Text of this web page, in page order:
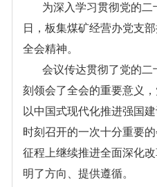
为深入学习贯彻党的二
日，板集煤矿经营办党支
全会精神。
会议传达贯彻了党的
刻领会了全会的重要意义
以中国式现代化推进强国
时刻召开的一次十分重要
征程上继续推进全面深化
明了方向、提供遵循。